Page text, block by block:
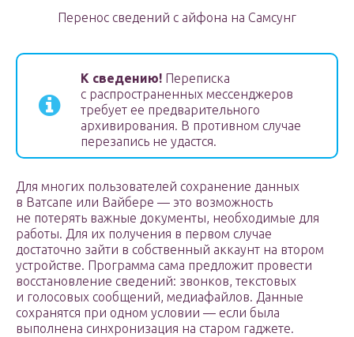
Перенос сведений с айфона на Самсунг
К сведению! Переписка
с распространенных мессенджеров
требует ее предварительного
архивирования. В противном случае
перезапись не удастся.
Для многих пользователей сохранение данных
в Ватсапе или Вайбере — это возможность
не потерять важные документы, необходимые для
работы. Для их получения в первом случае
достаточно зайти в собственный аккаунт на втором
устройстве. Программа сама предложит провести
восстановление сведений: звонков, текстовых
и голосовых сообщений, медиафайлов. Данные
сохранятся при одном условии — если была
выполнена синхронизация на старом гаджете.